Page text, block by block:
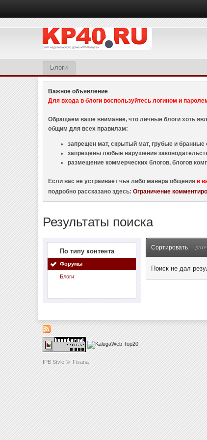
IPB Style © Fisana
Блоги
Важное объявление
Для входа в блоги воспользуйтесь логином и
Обращаем ваше внимание, что личные блоги хоть
общим для всех правилам:
запрещен мат, скрытый мат, грубые и бранные
запрещены любые нарушения
размещение коммерческих блогов, блогов
Если вас не устраивает чья либо манера общенияв
подробно рассказано здесь:Ограничение
Результаты поиска
По типу контента
Форумы
Блоги
Сортировать
Поиск не дал